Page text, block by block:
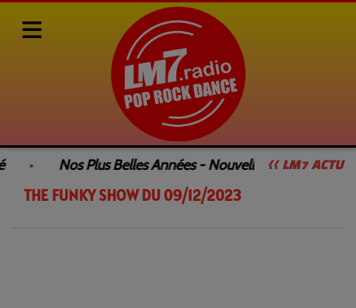
<< LM7 ACTU
Nos Plus Belles Années - Nouvelle Émission
Rediffusions de nos émissions SAMEDI DANCEFLOOR by François GEE
THE FUNKY SHOW DU 09/12/2023